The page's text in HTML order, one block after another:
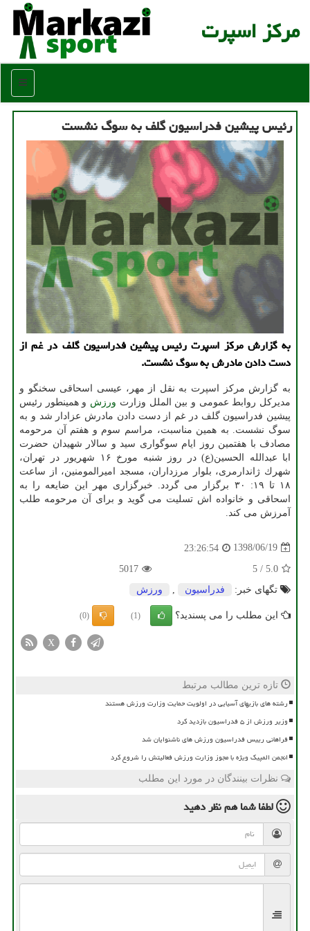
مركز اسپرت
منو
رئیس پیشین فدراسیون گلف به سوگ نشست
به گزارش مركز اسپرت رئیس پیشین فدراسیون گلف در غم از
دست دادن مادرش به سوگ نشست.
به گزارش مركز اسپرت به نقل از مهر، عیسی اسحاقی سخنگو و
مدیركل روابط عمومی و بین الملل وزارت ورزش و همینطور رئیس
پیشین فدراسیون گلف در غم از دست دادن مادرش عزادار شد و به
سوگ نشست. به همین مناسبت، مراسم سوم و هفتم آن مرحومه
مصادف با هفتمین روز ایام سوگواری سید و سالار شهیدان حضرت
ابا عبدالله الحسین(ع) در روز شنبه مورخ ۱۶ شهریور در تهران،
شهرك ژاندارمری، بلوار مرزداران، مسجد امیرالمومنین، از ساعت
۱۸ تا ۱۹: ۳۰ برگزار می گردد. خبرگزاری مهر این ضایعه را به
اسحاقی و خانواده اش تسلیت می گوید و برای آن مرحومه طلب
آمرزش می كند.
1398/06/19
23:26:54
5.0
/
5
5017
تگهای خبر:
فدراسیون ورزش
این مطلب را می پسندید؟ (1)
(0)
X
تازه ترین مطالب مرتبط
رشته های بازیهای آسیایی در اولویت حمایت وزارت ورزش هستند
وزیر ورزش از ۵ فدراسیون بازدید کرد
فراهانی رییس فدراسیون ورزش های ناشنوایان شد
انجمن المپیک ویژه با مجوز وزارت ورزش فعالیتش را شروع کرد
نظرات بینندگان در مورد این مطلب
لطفا شما همنظر دهید